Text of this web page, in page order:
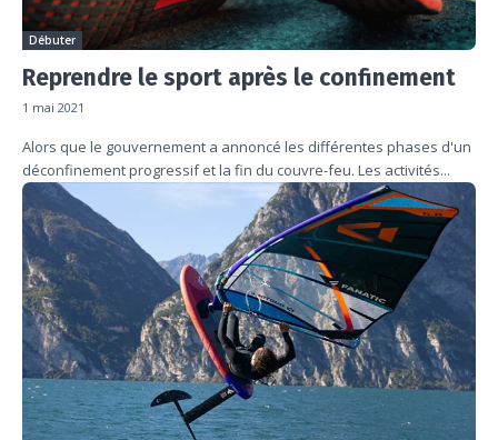
Débuter
Reprendre le sport après le confinement
1 mai 2021
Alors que le gouvernement a annoncé les différentes phases d'un
déconfinement progressif et la fin du couvre-feu. Les activités...